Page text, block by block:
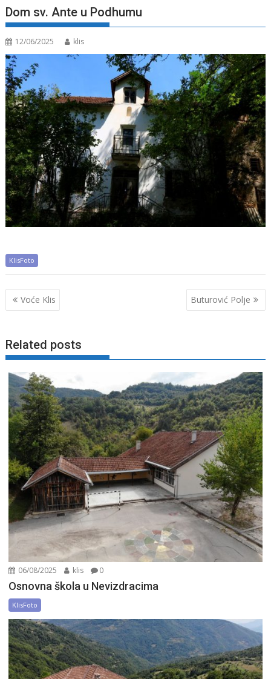
Dom sv. Ante u Podhumu
12/06/2025 klis
KlisFoto
Navigacija
objava
Voće Klis Buturović Polje
Related posts
06/08/2025 klis 0
Osnovna škola u Nevizdracima
KlisFoto